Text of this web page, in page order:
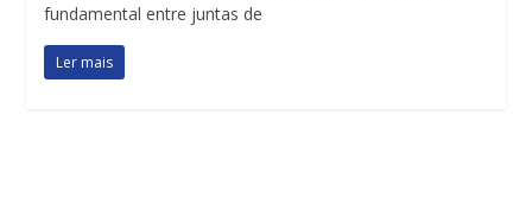
fundamental entre juntas de
Ler mais